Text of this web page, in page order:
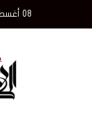
08 أغسطس 2026 الساعة 8:25 ص